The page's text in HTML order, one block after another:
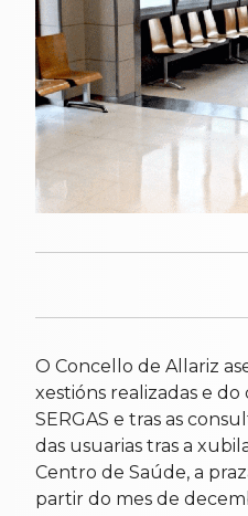
O Concello de Allariz
xestións realizadas e
SERGAS e tras as
das usuarias tras a
Centro de Saúde, a
partir do mes de